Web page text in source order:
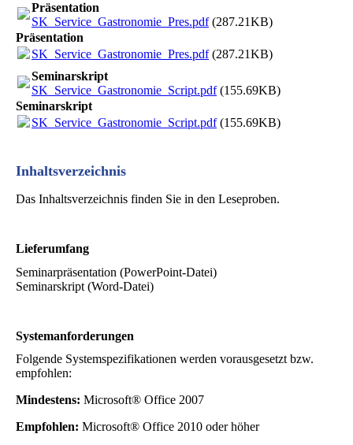
Präsentation
SK_Service_Gastronomie_Pres.pdf(287.21KB)
Präsentation
SK_Service_Gastronomie_Pres.pdf(287.21KB)
Seminarskript
SK_Service_Gastronomie_Script.pdf(155.69KB)
Seminarskript
SK_Service_Gastronomie_Script.pdf(155.69KB)
Inhaltsverzeichnis
Das Inhaltsverzeichnis finden Sie in den Leseproben.
Lieferumfang
Seminarpräsentation (PowerPoint-Datei)
Seminarskript (Word-Datei)
Systemanforderungen
Folgende Systemspezifikationen werden vorausgesetzt bzw.
empfohlen:
Mindestens: Microsoft® Office 2007
Empfohlen: Microsoft® Office 2010 oder höher